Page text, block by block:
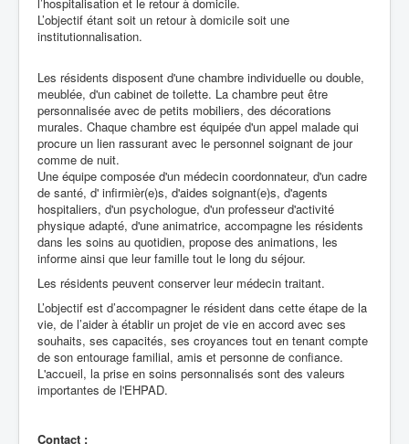
Cellule Ville Hôpital
L’objectif étant soit un retour à domicile soit une
institutionnalisation.
Les résidents disposent d'une chambre individuelle ou double,
meublée, d'un cabinet de toilette. La chambre peut être
personnalisée avec de petits mobiliers, des décorations
murales. Chaque chambre est équipée d'un appel malade qui
procure un lien rassurant avec le personnel soignant de jour
comme de nuit.
Une équipe composée d'un médecin coordonnateur, d'un cadre
de santé, d' infirmièr(e)s, d'aides soignant(e)s, d'agents
hospitaliers, d'un psychologue, d'un professeur d'activité
physique adapté, d'une animatrice, accompagne les résidents
dans les soins au quotidien, propose des animations, les
informe ainsi que leur famille tout le long du séjour.
Les résidents peuvent conserver leur médecin traitant.
L’objectif est d’accompagner le résident dans cette étape de la
vie, de l’aider à établir un projet de vie en accord avec ses
souhaits, ses capacités, ses croyances tout en tenant compte
de son entourage familial, amis et personne de confiance.
L'accueil, la prise en soins personnalisés sont des valeurs
importantes de l'EHPAD.
Contact :